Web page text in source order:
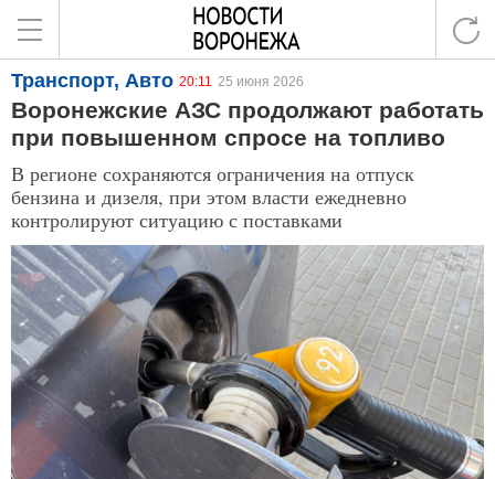
Транспорт, Авто 20:11 25 июня 2026
Воронежские АЗС продолжают работать
при повышенном спросе на топливо
В регионе сохраняются ограничения на отпуск
бензина и дизеля, при этом власти ежедневно
контролируют ситуацию с поставками